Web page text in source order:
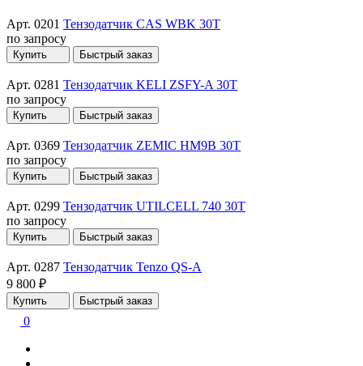
Арт. 0201 Тензодатчик CAS WBK 30T
по запросу
Купить Быстрый заказ
Арт. 0281 Тензодатчик KELI ZSFY-A 30T
по запросу
Купить Быстрый заказ
Арт. 0369 Тензодатчик ZEMIC HM9B 30T
по запросу
Купить Быстрый заказ
Арт. 0299 Тензодатчик UTILCELL 740 30T
по запросу
Купить Быстрый заказ
Арт. 0287 Тензодатчик Tenzo QS-A
9 800 ₽
Купить Быстрый заказ
0